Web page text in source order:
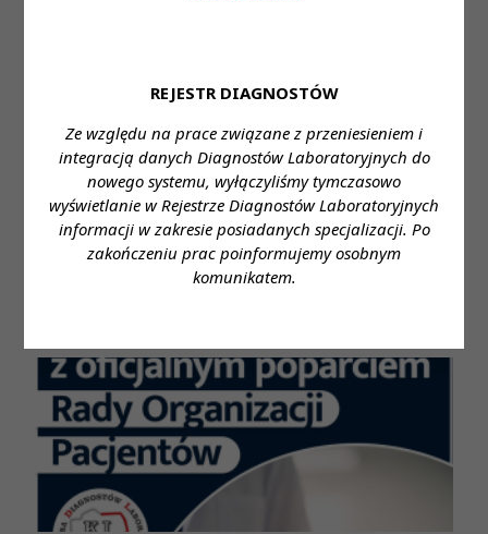
REJESTR DIAGNOSTÓW
Ze względu na prace związane z przeniesieniem i
integracją danych Diagnostów Laboratoryjnych do
nowego systemu, wyłączyliśmy tymczasowo
wyświetlanie w Rejestrze Diagnostów Laboratoryjnych
informacji w zakresie posiadanych specjalizacji. Po
zakończeniu prac poinformujemy osobnym
komunikatem.
środowiskowym, lecz rozwiązaniem systemowym,
które porządkuje proces diagnostyczny i realnie
wzmacnia bezpieczeństwo pacjenta. Diagnosta
laboratoryjny posiada kompetencje, by być
pierwszym profesjonalnym przewodnikiem
pacjenta w diagnostyce, a system ochrony zdrowia
powinien te kompetencje wreszcie w pełni